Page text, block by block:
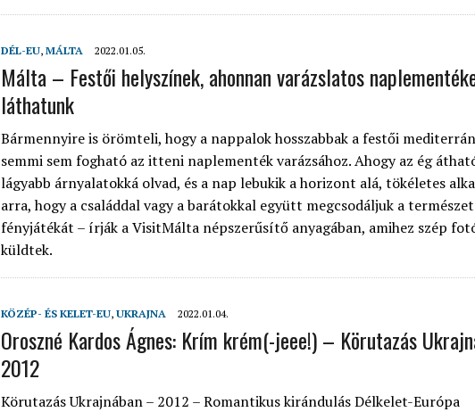
DÉL-EU, MÁLTA 2022.01.05.
Málta – Festői helyszínek, ahonnan varázslatos
láthatunk
Bármennyire is örömteli, hogy a nappalok hosszabbak a festői
semmi sem fogható az itteni naplementék varázsához. Ahogy az ég
lágyabb árnyalatokká olvad, és a nap lebukik a horizont alá, tökéletes
arra, hogy a családdal vagy a barátokkal együtt megcsodáljuk a
fényjátékát – írják a VisitMálta népszerűsítő anyagában, amihez szép
küldtek.
KÖZÉP- ÉS KELET-EU, UKRAJNA 2022.01.04.
Oroszné Kardos Ágnes: Krím krém(-jeee!) – Körutazás
2012
Körutazás Ukrajnában – 2012 – Romantikus kirándulás Délkelet-Európa